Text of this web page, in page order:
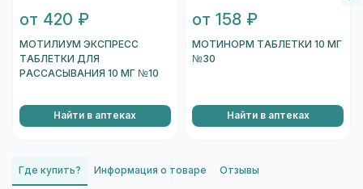
от 420 ₽
МОТИЛИУМ ЭКСПРЕСС
ТАБЛЕТКИ ДЛЯ
РАССАСЫВАНИЯ 10 МГ №10
Найти в аптеках
от 158 ₽
МОТИНОРМ ТАБЛЕТКИ 10 МГ
№30
Найти в аптеках
Где купить? Информация о товаре Отзывы